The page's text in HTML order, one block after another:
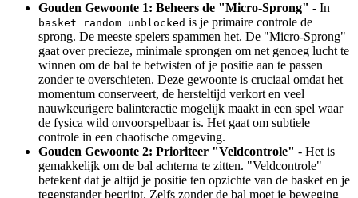
Gouden Gewoonte 1: Beheers de "Micro-Sprong" - In
basket random unblocked is je primaire controle de
sprong. De meeste spelers spammen het. De "Micro-Sprong"
gaat over precieze, minimale sprongen om net genoeg lucht te
winnen om de bal te betwisten of je positie aan te passen
zonder te overschieten. Deze gewoonte is cruciaal omdat het
momentum conserveert, de hersteltijd verkort en veel
nauwkeurigere balinteractie mogelijk maakt in een spel waar
de fysica wild onvoorspelbaar is. Het gaat om subtiele
controle in een chaotische omgeving.
Gouden Gewoonte 2: Prioriteer "Veldcontrole" - Het is
gemakkelijk om de bal achterna te zitten. "Veldcontrole"
betekent dat je altijd je positie ten opzichte van de basket en je
tegenstander begrijpt. Zelfs zonder de bal moet je beweging